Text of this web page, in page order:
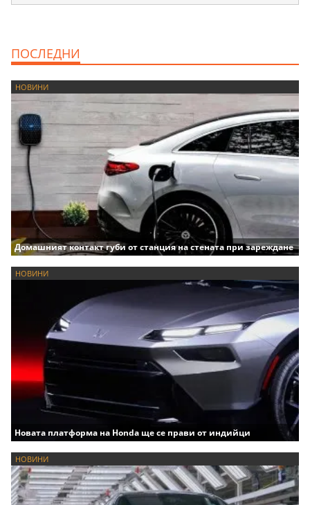
ПОСЛЕДНИ
НОВИНИ
Домашният контакт губи от станция на стената при зареждане
НОВИНИ
Новата платформа на Honda ще се прави от индийци
НОВИНИ